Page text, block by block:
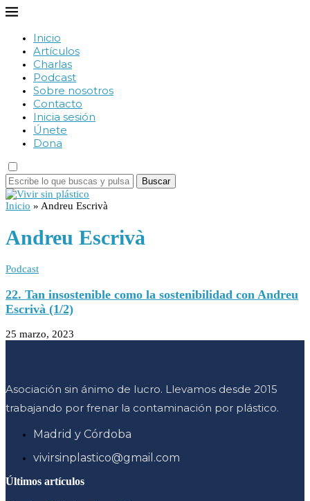
Inicio
Artículos
Charlas
Podcast
Sobre nosotros
Contacto
Inicia sesión
Únete
Dona
Buscar
Inicio » Andreu Escrivà
Andreu Escrivà
Podcast
22. Tan insostenible como la sostenibilidad con Andreu
Escrivà (1/2)
25 marzo, 2023
Asociación sin ánimo de lucro. Llevamos desde 2015
trabajando por frenar la contaminación por plástico.
Madrid y Córdoba
vivirsinplastico@gmail.com
Últimos artículos